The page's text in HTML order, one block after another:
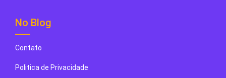
No Blog
Contato
Politica de Privacidade